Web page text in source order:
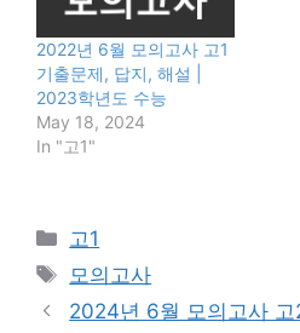
2022년 6월 모의고사 고1
기출문제, 답지, 해설 |
2023학년도 수능
May 18, 2024
In "고1"
Categories
고1
Tags
모의고사
2024년 6월 모의고사